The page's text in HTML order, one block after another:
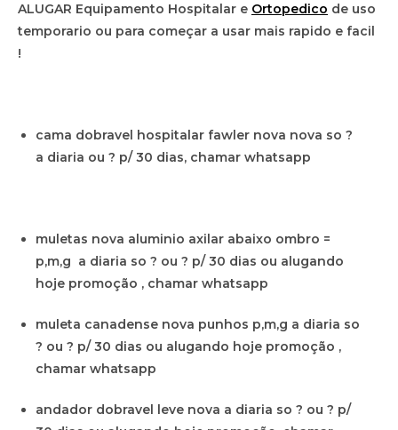
ALUGAR Equipamento Hospitalar e Ortopedico de uso
temporario ou para começar a usar mais rapido e facil
!
cama dobravel hospitalar fawler nova nova so ?
a diaria ou ? p/ 30 dias, chamar whatsapp
muletas nova aluminio axilar abaixo ombro =
p,m,g a diaria so ? ou ? p/ 30 dias ou alugando
hoje promoção , chamar whatsapp
muleta canadense nova punhos p,m,g a diaria so
? ou ? p/ 30 dias ou alugando hoje promoção ,
chamar whatsapp
andador dobravel leve nova a diaria so ? ou ? p/